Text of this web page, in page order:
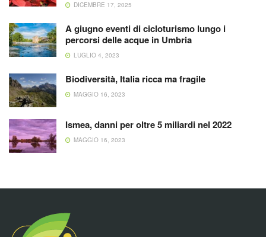
DICEMBRE 17, 2025
A giugno eventi di cicloturismo lungo i
percorsi delle acque in Umbria
LUGLIO 4, 2023
Biodiversità, Italia ricca ma fragile
MAGGIO 16, 2023
Ismea, danni per oltre 5 miliardi nel 2022
MAGGIO 16, 2023